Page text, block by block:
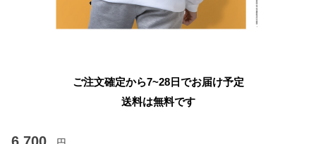
ご注文確定から7~28日でお届け予定
送料は無料です